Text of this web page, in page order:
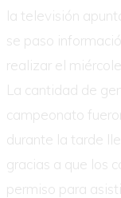
la televisión
se paso
realizar el
La cantidad de
campeonato
durante la tarde
gracias a que los
permiso para